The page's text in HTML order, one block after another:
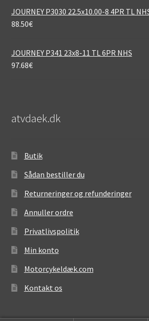
JOURNEY P3030 22.5x10.00-8 4PR TL
88.50€
JOURNEY P341 23x8-11 TL 6PR NHS
97.68€
atvdaek.dk
Butik
Sådan bestiller du
Returneringer og refunderinger
Annuller ordre
Privatlivspolitik
Min konto
Motorcykeldæk.com
Kontakt os